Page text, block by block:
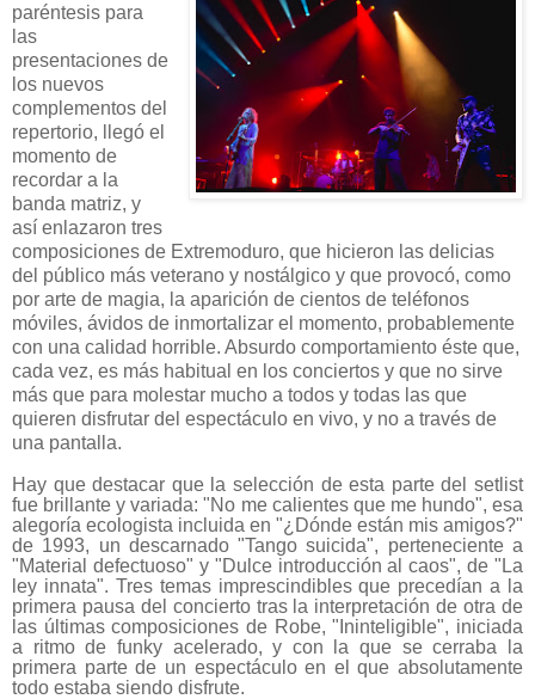
paréntesis para
las
presentaciones de
los nuevos
complementos del
repertorio, llegó el
momento de
recordar a la
banda matriz, y
así enlazaron tres
composiciones de Extremoduro, que hicieron las delicias
del público más veterano y nostálgico y que provocó, como
por arte de magia, la aparición de cientos de teléfonos
móviles, ávidos de inmortalizar el momento, probablemente
con una calidad horrible. Absurdo comportamiento éste que,
cada vez, es más habitual en los conciertos y que no sirve
más que para molestar mucho a todos y todas las que
quieren disfrutar del espectáculo en vivo, y no a través de
una pantalla.
Hay que destacar que la selección de esta parte del setlist
fue brillante y variada: "No me calientes que me hundo", esa
alegoría ecologista incluida en "¿Dónde están mis amigos?"
de 1993, un descarnado "Tango suicida", perteneciente a
"Material defectuoso" y "Dulce introducción al caos", de "La
ley innata". Tres temas imprescindibles que precedían a la
primera pausa del concierto tras la interpretación de otra de
las últimas composiciones de Robe, "Ininteligible", iniciada
a ritmo de funky acelerado, y con la que se cerraba la
primera parte de un espectáculo en el que absolutamente
todo estaba siendo disfrute.